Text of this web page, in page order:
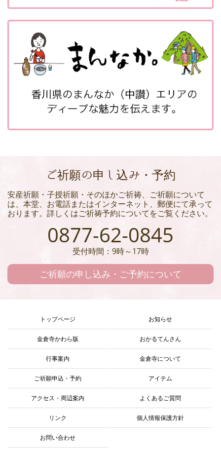
ご祈願の申し込み・予約
安産祈願・子授祈願・そのほかご祈祷、ご祈願について
は、本堂、お電話またはインターネット、郵便にて承って
おります。詳しくはご祈祷予約についてをご覧ください。
0877-62-0845
受付時間：9時～17時
ご祈願の申し込み・ご予約について
トップページ お知らせ
金倉寺かわら版 おかるてんさん
行事案内 金倉寺について
ご祈願申込・予約 アイテム
アクセス・周辺案内 よくあるご質問
リンク 個人情報保護方針
お問い合わせ